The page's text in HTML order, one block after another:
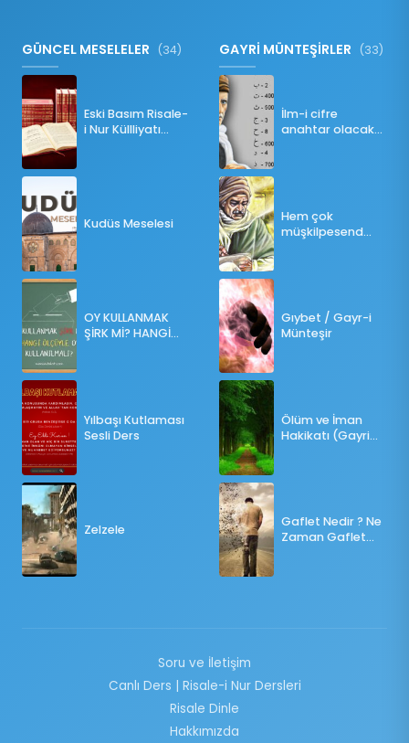
GÜNCEL MESELELER (34)
Eski Basım Risale-
i Nur Küllliyatı
Kudüs Meselesi
OY KULLANMAK
ŞİRK Mİ? HANGİ
Yılbaşı Kutlaması
Sesli Ders
Zelzele
GAYRİ MÜNTEŞİRLER (33)
İlm-i cifre
anahtar olacak
Hem çok
müşkilpesend
Gıybet / Gayr-i
Münteşir
Ölüm ve İman
Hakikatı (Gayri
Gaflet Nedir ? Ne
Zaman Gaflet
Soru ve İletişim
Canlı Ders | Risale-i Nur Dersleri
Risale Dinle
Hakkımızda